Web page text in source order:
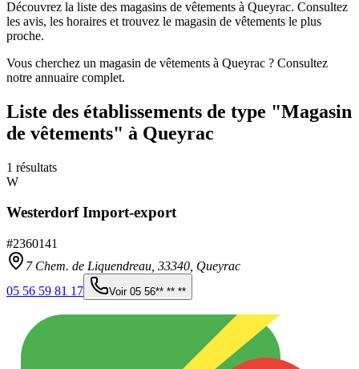
Découvrez la liste des magasins de vêtements à Queyrac. Consultez
les avis, les horaires et trouvez le magasin de vêtements le plus
proche.
Vous cherchez un magasin de vêtements à Queyrac ? Consultez
notre annuaire complet.
Liste des établissements de type "Magasin
de vêtements" à Queyrac
1 résultats
W
Westerdorf Import-export
#2360141
7 Chem. de Liquendreau, 33340 Queyrac
05 56 59 81 17
Voir 05 56** ** **